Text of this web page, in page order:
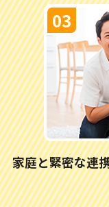
家庭と緊密な連